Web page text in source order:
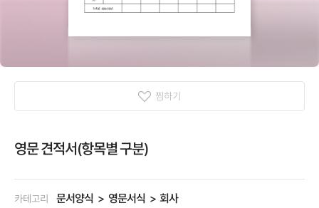
찜하기
영문 견적서(항목별 구분)
카테고리 문서양식 영문서식 회사